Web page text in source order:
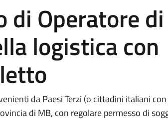
di Operatore di
logistica con
da Paesi Terzi (o cittadini italiani
di MB, con regolare permesso di